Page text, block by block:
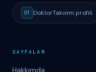
DT DoktorTakvimi profili
SAYFALAR
Hakkımda